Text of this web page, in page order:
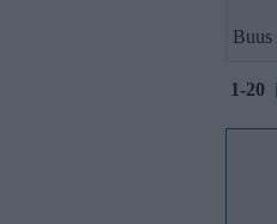
Buus
1-20